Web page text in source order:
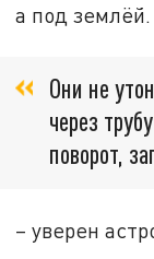
а под землёй.
Они не
через
поворот,
– уверен